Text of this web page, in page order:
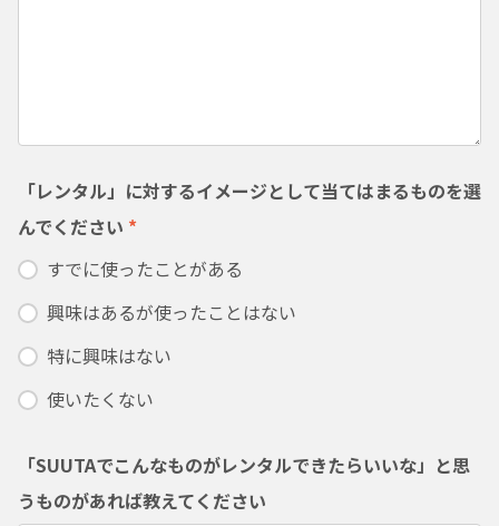
「レンタル」に対するイメージとして当てはまるものを選
んでください *
すでに使ったことがある
興味はあるが使ったことはない
特に興味はない
使いたくない
「SUUTAでこんなものがレンタルできたらいいな」と思
うものがあれば教えてください